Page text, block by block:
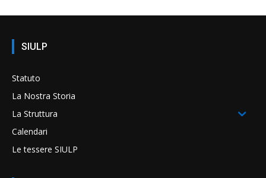
SIULP
Statuto
La Nostra Storia
La Struttura
Calendari
Le tessere SIULP